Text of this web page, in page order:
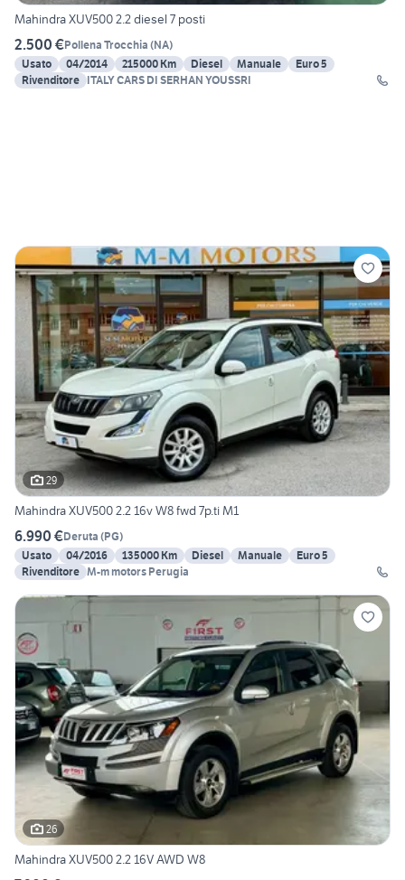
Mahindra XUV500 2.2 diesel 7 posti
2.500 €Pollena Trocchia (NA)
Usato
04/2014 215000 Km Diesel Manuale
Euro 5
Rivenditore ITALY CARS DI SERHAN YOUSSRI
29
Mahindra XUV500 2.2 16v W8 fwd 7p.ti M1
6.990 €Deruta (PG)
Usato
04/2016 135000 Km Diesel Manuale
Euro 5
Rivenditore M-m motors Perugia
26
Mahindra XUV500 2.2 16V AWD W8